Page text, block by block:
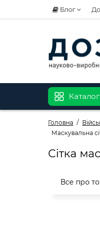
Блог
Головна
Маскувальна
Сітка
Все про